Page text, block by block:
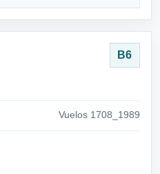
B6
Vuelos 1708_1989